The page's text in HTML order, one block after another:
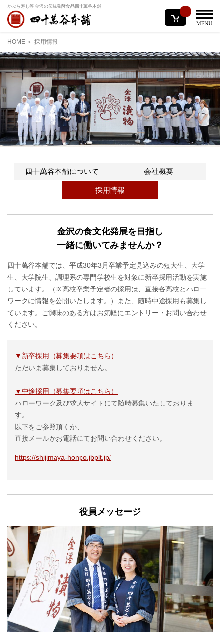
かぶら寿し等 金沢の伝統発酵食品四十萬谷本舗
-
HOME 採用情報
四十萬谷本舗について 会社概要
採用情報
金沢の食文化発展を目指し
一緒に働いてみませんか？
四十萬谷本舗では、平成30年3月卒業予定見込みの短大生、大学
生、大学院生、調理系の専門学校生を対象に新卒採用活動を実施
しています。（※高校卒業予定者の採用は、直接各高校とハロー
ワークに情報を公開いたします。）また、随時中途採用も募集し
ています。ご興味のある方はお気軽にエントリー・お問い合わせ
ください。
▼新卒採用（募集要項はこちら）
ただいま募集しておりません。
▼中途採用（募集要項はこちら）
ハローワーク及び求人サイトにて随時募集いたしておりま
す。
以下をご参照頂くか、
直接メールかお電話にてお問い合わせください。
https://shijimaya-honpo.jbplt.jp/
役員メッセージ